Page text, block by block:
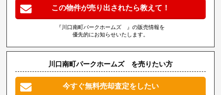
この物件が売り出されたら教えて！
『川口南町パークホームズ 』の販売情報を
優先的にお知らせいたします。
川口南町パークホームズ を売りたい方
今すぐ無料売却査定をしたい